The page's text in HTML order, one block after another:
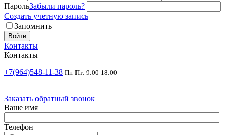
ПарольЗабыли пароль?
Создать учетную запись
Запомнить
Войти
Контакты
Контакты
+7(964)548-11-38 Пн-Пт: 9:00-18:00
Заказать обратный звонок
Ваше имя
Телефон